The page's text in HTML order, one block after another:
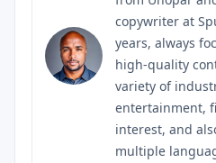
copywriter at
years, always
high-quality
variety of
entertainment,
interest, and
multiple